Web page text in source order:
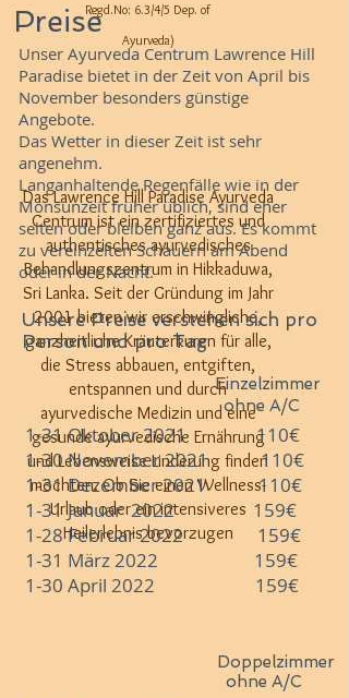
Regd.No: 6.3/4/5 Dep. of
Ayurveda)
​
Das Lawrence Hill Paradise Ayurveda
Centrum ist ein zertifiziertes und
authentisches ayurvedisches
Behandlungszentrum in Hikkaduwa,
Sri Lanka. Seit der Gründung im Jahr
2001 bieten wir erschwingliche,
ganzheitliche Kräuterkuren für alle,
die Stress abbauen, entgiften,
entspannen und durch
ayurvedische Medizin und eine
gesunde ayurvedische Ernährung
und Lebensweise Linderung finden
möchten. Ob Sie einen Wellness-
Urlaub oder ein intensiveres
Heilerlebnis bevorzugen
Preise
Unser Ayurveda Centrum Lawrence Hill
Paradise bietet in der Zeit von April bis
November besonders günstige
Angebote.
Das Wetter in dieser Zeit ist sehr
angenehm.
Langanhaltende Regenfälle wie in der
Monsunzeit früher üblich, sind eher
selten oder bleiben ganz aus. Es kommt
zu vereinzelten Schauern am Abend
oder in der Nacht.
Unsere Preise verstehen sich pro
Person und pro Tag
Einzelzimmer
ohne A/C
1-31 Oktober 2021 110€
1-30 November 2021 110€
1-31 Dezember 2021 110€
1-31 Januar 2022 159€
1-28 Februar 2022 159€
1-31 März 2022 159€
1-30 April 2022 159€
Doppelzimmer
ohne A/C